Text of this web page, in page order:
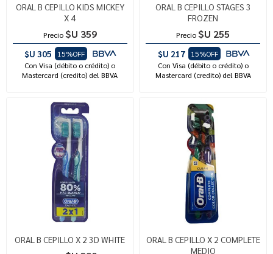
ORAL B CEPILLO KIDS MICKEY
X 4
Precio $U 359
$U 305
15%OFF
Con Visa (débito o crédito) o
Mastercard (credito) del BBVA
ORAL B CEPILLO STAGES 3
FROZEN
Precio $U 255
$U 217
15%OFF
Con Visa (débito o crédito) o
Mastercard (credito) del BBVA
ORAL B CEPILLO X 2 3D WHITE
ORAL B CEPILLO X 2 COMPLETE
MEDIO